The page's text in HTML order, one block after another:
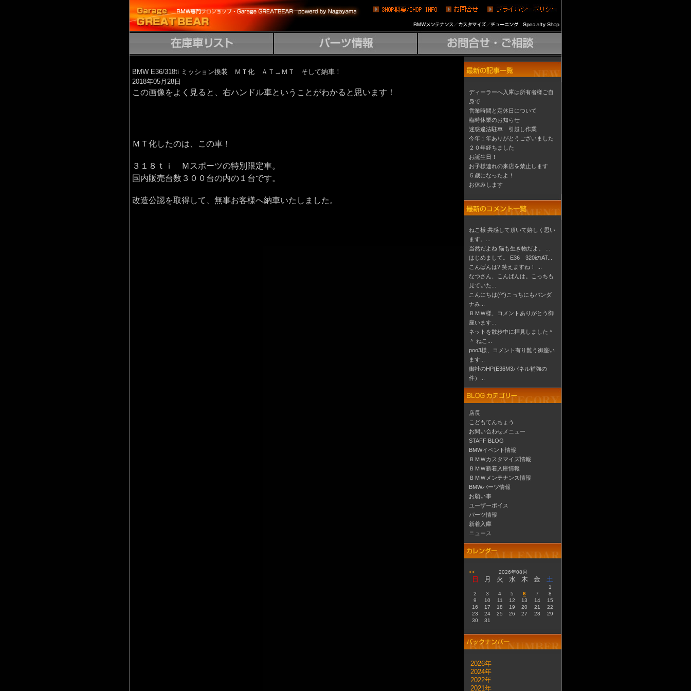
BMW E36/318ti ミッション換装 ＭＴ化 ＡＴ→ＭＴ そして納車！
2018年05月28日
この画像をよく見ると、右ハンドル車ということがわかると思います！
ＭＴ化したのは、この車！
３１８ｔｉ Ｍスポーツの特別限定車。
国内販売台数３００台の内の１台です。
改造公認を取得して、無事お客様へ納車いたしました。
ディーラーへ入庫は所有者様ご自
身で
営業時間と定休日について
臨時休業のお知らせ
迷惑違法駐車 引越し作業
今年１年ありがとうございました
２０年経ちました
お誕生日！
お子様連れの来店を禁止します
５歳になったよ！
お休みします
ねこ様 共感して頂いて嬉しく思い
ます。...
当然だよね 猫も生き物だよ。 ...
はじめまして。 E36 320iのAT...
こんばんは? 笑えますね！ ...
なつさん、こんばんは。こっちも
見ていた...
こんにちは(^^)こっちにもバンダ
ナみ...
ＢＭＷ様、コメントありがとう御
座います...
ネットを散歩中に拝見しました＾
＾ ねこ...
poo3様、コメント有り難う御座い
ます...
御社のHP(E36M3パネル補強の
件）...
店長
こどもてんちょう
お問い合わせメニュー
STAFF BLOG
BMWイベント情報
ＢＭＷカスタマイズ情報
ＢＭＷ新着入庫情報
ＢＭＷメンテナンス情報
BMWパーツ情報
お願い事
ユーザーボイス
パーツ情報
新着入庫
ニュース
<< 2026年08月
日 月 火 水 木 金 土
1
2
3 4 5 6 7
8
9
10 11 12 13 14
15
16
17 18 19 20 21
22
23
24 25 26 27 28
29
30
31
2026年
2024年
2022年
2021年